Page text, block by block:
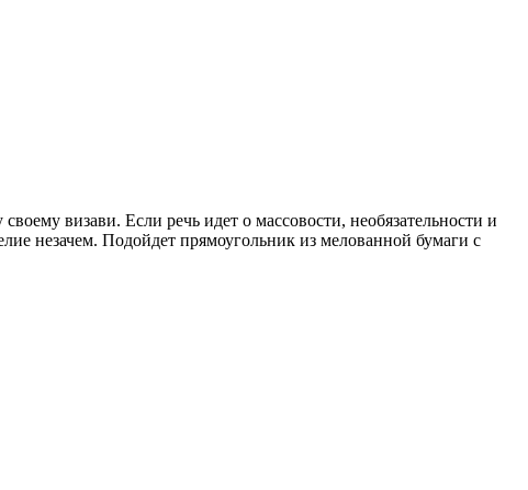
визави. Если речь идет о массовости, необязательности и
незачем. Подойдет прямоугольник из мелованной бумаги с